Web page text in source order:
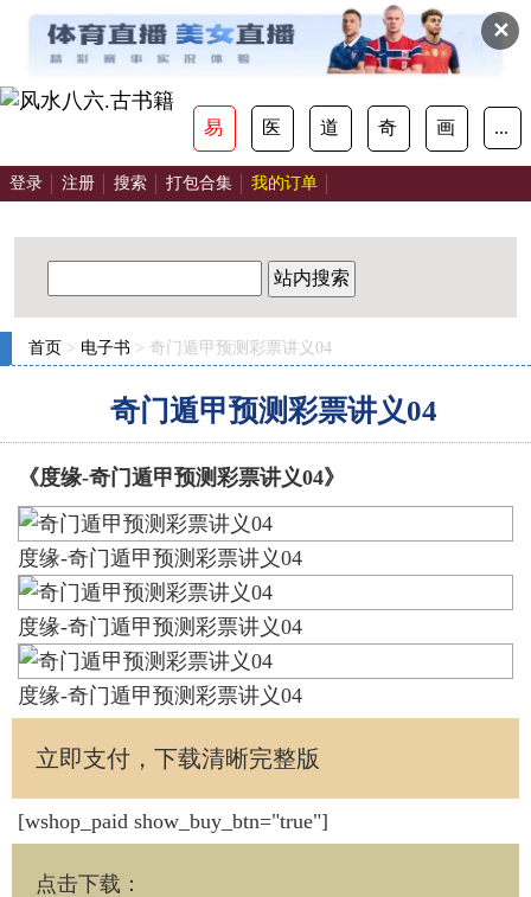
✕
易 医 道 奇 画 ...
登录 注册 搜索 打包合集 我的订单
站内搜索
首页 > 电子书 > 奇门遁甲预测彩票讲义04
奇门遁甲预测彩票讲义04
《度缘-奇门遁甲预测彩票讲义04》
度缘-奇门遁甲预测彩票讲义04
度缘-奇门遁甲预测彩票讲义04
度缘-奇门遁甲预测彩票讲义04
立即支付，下载清晰完整版
[wshop_paid show_buy_btn="true"]
点击下载 ：